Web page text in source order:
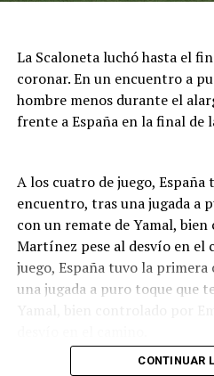
La Scaloneta luchó hasta el
coronar. En un encuentro a
hombre menos durante el
frente a España en la final de
A los cuatro de juego,
encuentro, tras una jugada a
con un remate de Yamal,
Martínez pese al desvío en el
juego, España tuvo la
una jugada a puro toque que
CONTINUAR